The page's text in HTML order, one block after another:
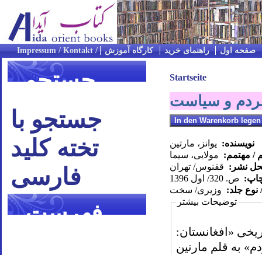
صفحه اول راهنمای خرید کارگاه آموزش
جستجو
جستجو با
تخته کلید
فارسی
فهرست
Startseite
و سیاست
نویسنده: یوانز، مارتین
/ مهتمم: مولایی، سیما
نشر: ققنوس/ تهران
ص. 320/ اول 1396
جلد: وزیری/ سخت
توضیحات بیشتر
«افغانستان:
به قلم مارتین